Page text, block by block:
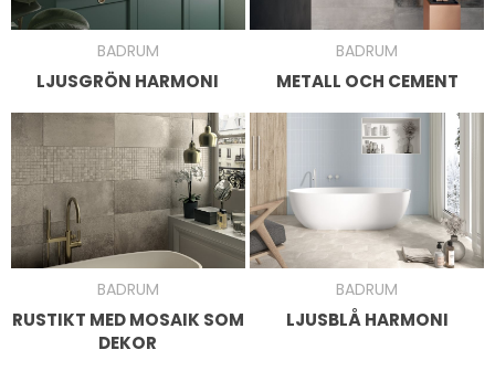
BADRUM
LJUSGRÖN HARMONI
BADRUM
METALL OCH CEMENT
BADRUM
RUSTIKT MED MOSAIK SOM
DEKOR
BADRUM
LJUSBLÅ HARMONI